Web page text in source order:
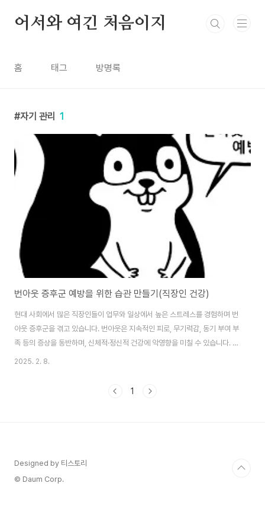
어서와 여긴 처음이지
홈 태그 방명록
자기 관리 1
번아웃 증후군 예방을 위한 습관 만들기(직장인 건강)
현대 사회에서 많은 직장인들이 업무와 일상에서 높은 스트레스를 경험하며 번
아웃 증후군을 겪고 있습니다. 번아웃은 지속적인 피로, 무기력감, 동기 부여 부
족 등의 증상을 동반하며, 신체적·정신적 건강에 악영향을 미칠 수 있습니다. 따
라서 이러한 번아웃을 예방하기 위해서는 일상 속에서 건강한 습관을 형성하는
해 살펴보겠습니다.1. 건강한 일과 생활 균형 유지하기번아웃을 예방하기 위해
2025. 2. 8.
1
Designed by 티스토리
© Daum Corp.